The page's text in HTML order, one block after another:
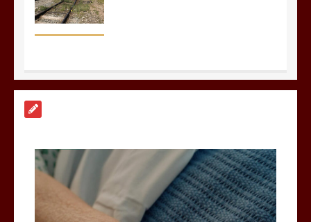
Vœux 2026, la tradition a du bon